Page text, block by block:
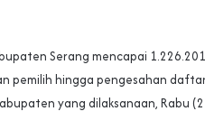
Serang mencapai
pemilih hingga pengesahan
yang dilaksanaan, Rabu